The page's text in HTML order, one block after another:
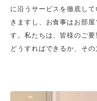
に沿うサービスを徹底し
きますし、お食事はお部
す。私たちは、皆様のご
どうすればできるか、そ